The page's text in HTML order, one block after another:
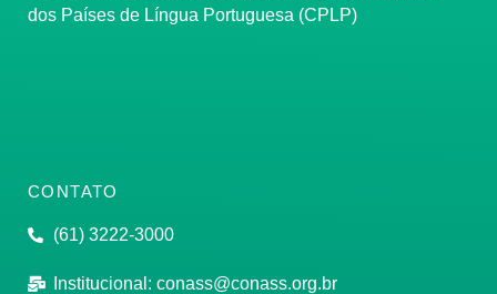
dos Países de Língua Portuguesa (CPLP)
CONTATO
(61) 3222-3000
Institucional: conass@conass.org.br